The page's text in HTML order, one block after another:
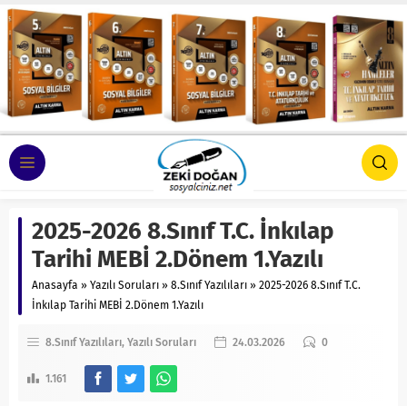
2025-2026 8.Sınıf T.C. İnkılap
Tarihi MEBİ 2.Dönem 1.Yazılı
Anasayfa » Yazılı Soruları » 8.Sınıf Yazılıları » 2025-2026 8.Sınıf T.C.
İnkılap Tarihi MEBİ 2.Dönem 1.Yazılı
8.Sınıf Yazılıları Yazılı Soruları 24.03.2026 0
1.161